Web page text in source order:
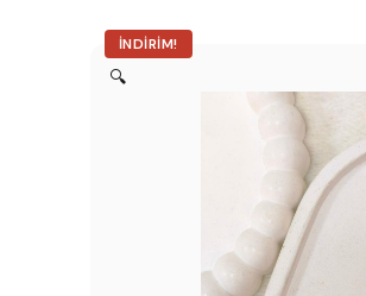
İNDIRIM!
🔍